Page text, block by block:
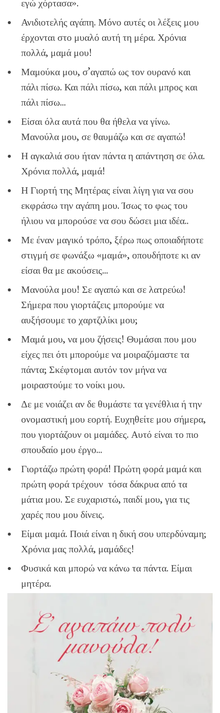
εγώ χόρτασα».
Ανιδιοτελής αγάπη. Μόνο αυτές οι λέξεις μου
έρχονται στο μυαλό αυτή τη μέρα. Χρόνια
πολλά, μαμά μου!
Μαμούκα μου, σ’αγαπώ ως τον ουρανό και
πάλι πίσω. Και πάλι πίσω, και πάλι μπρος και
πάλι πίσω…
Είσαι όλα αυτά που θα ήθελα να γίνω.
Μανούλα μου, σε θαυμάζω και σε αγαπώ!
Η αγκαλιά σου ήταν πάντα η απάντηση σε όλα.
Χρόνια πολλά, μαμά!
Η Γιορτή της Μητέρας είναι λίγη για να σου
εκφράσω την αγάπη μου. Ίσως το φως του
ήλιου να μπορούσε να σου δώσει μια ιδέα..
Με έναν μαγικό τρόπο, ξέρω πως οποιαδήποτε
στιγμή σε φωνάξω «μαμά», οπουδήποτε κι αν
είσαι θα με ακούσεις…
Μανούλα μου! Σε αγαπώ και σε λατρεύω!
Σήμερα που γιορτάζεις μπορούμε να
αυξήσουμε το χαρτζιλίκι μου;
Μαμά μου, να μου ζήσεις! Θυμάσαι που μου
είχες πει ότι μπορούμε να μοιραζόμαστε τα
πάντα; Σκέφτομαι αυτόν τον μήνα να
μοιραστούμε το νοίκι μου.
Δε με νοιάζει αν δε θυμάστε τα γενέθλια ή την
ονομαστική μου εορτή. Ευχηθείτε μου σήμερα,
που γιορτάζουν οι μαμάδες. Αυτό είναι το πιο
σπουδαίο μου έργο…
Γιορτάζω πρώτη φορά! Πρώτη φορά μαμά και
πρώτη φορά τρέχουν τόσα δάκρυα από τα
μάτια μου. Σε ευχαριστώ, παιδί μου, για τις
χαρές που μου δίνεις.
Είμαι μαμά. Ποιά είναι η δική σου υπερδύναμη;
Χρόνια μας πολλά, μαμάδες!
Φυσικά και μπορώ να κάνω τα πάντα. Είμαι
μητέρα.